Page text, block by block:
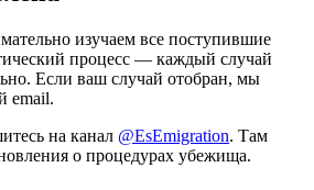
изучаем все поступившие
процесс — каждый случай
Если ваш случай отобран, мы
email.
на канал @EsEmigration. Там
о процедурах убежища.